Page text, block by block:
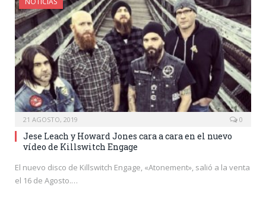
21 AGOSTO, 2019 0
Jese Leach y Howard Jones cara a cara en el nuevo
vídeo de Killswitch Engage
El nuevo disco de Killswitch Engage, «Atonement», salió a la venta
el 16 de Agosto.…